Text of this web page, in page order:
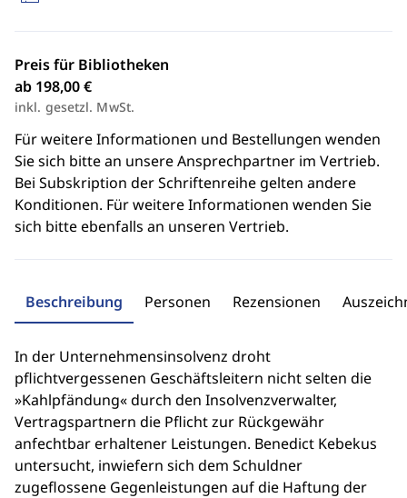
Preis für Bibliotheken
ab 198,00 €
inkl. gesetzl. MwSt.
Für weitere Informationen und Bestellungen wenden
Sie sich bitte an unsere Ansprechpartner im Vertrieb.
Bei Subskription der Schriftenreihe gelten andere
Konditionen. Für weitere Informationen wenden Sie
sich bitte ebenfalls an unseren Vertrieb.
Beschreibung Personen Rezensionen
In der Unternehmensinsolvenz droht
pflichtvergessenen Geschäftsleitern nicht selten die
»Kahlpfändung« durch den Insolvenzverwalter,
Vertragspartnern die Pflicht zur Rückgewähr
anfechtbar erhaltener Leistungen. Benedict Kebekus
untersucht, inwiefern sich dem Schuldner
zugeflossene Gegenleistungen auf die Haftung der